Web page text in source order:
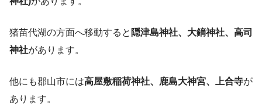
猪苗代湖の方面へ移動すると 隠津島神社、大鏑神社、高司
神社があります。
他にも郡山市には高屋敷稲荷神社、鹿島大神宮、上合寺が
あります。